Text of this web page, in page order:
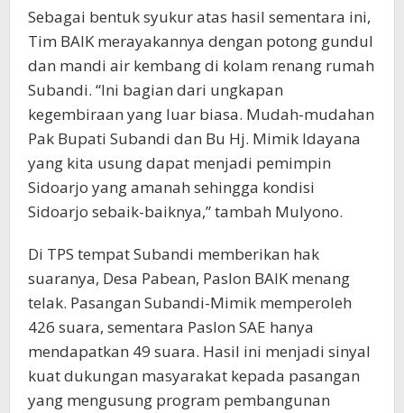
Sebagai bentuk syukur atas hasil sementara ini,
Tim BAIK merayakannya dengan potong gundul
dan mandi air kembang di kolam renang rumah
Subandi. “Ini bagian dari ungkapan
kegembiraan yang luar biasa. Mudah-mudahan
Pak Bupati Subandi dan Bu Hj. Mimik Idayana
yang kita usung dapat menjadi pemimpin
Sidoarjo yang amanah sehingga kondisi
Sidoarjo sebaik-baiknya,” tambah Mulyono.
Di TPS tempat Subandi memberikan hak
suaranya, Desa Pabean, Paslon BAIK menang
telak. Pasangan Subandi-Mimik memperoleh
426 suara, sementara Paslon SAE hanya
mendapatkan 49 suara. Hasil ini menjadi sinyal
kuat dukungan masyarakat kepada pasangan
yang mengusung program pembangunan